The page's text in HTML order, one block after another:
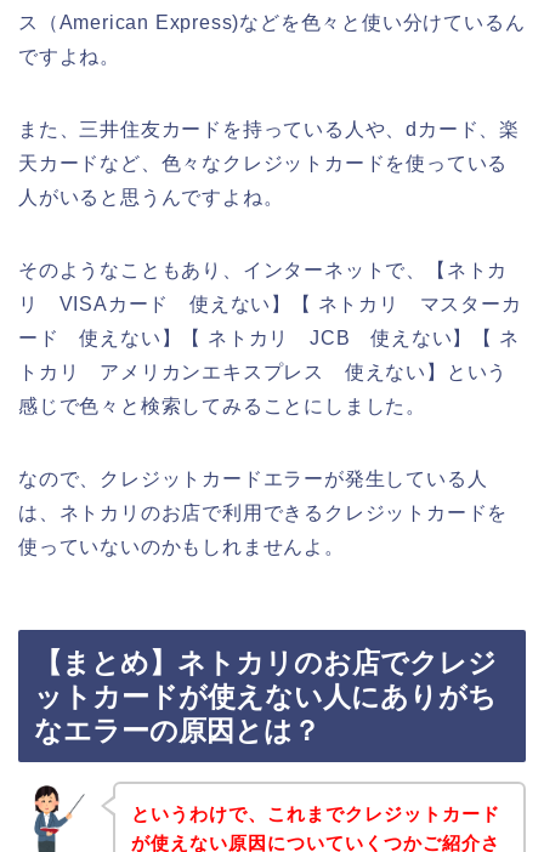
ス（American Express)などを色々と使い分けているん
ですよね。
また、三井住友カードを持っている人や、dカード、楽
天カードなど、色々なクレジットカードを使っている
人がいると思うんですよね。
そのようなこともあり、インターネットで、【ネトカ
リ VISAカード 使えない】【 ネトカリ マスターカ
ード 使えない】【 ネトカリ JCB 使えない】【 ネ
トカリ アメリカンエキスプレス 使えない】という
感じで色々と検索してみることにしました。
なので、クレジットカードエラーが発生している人
は、ネトカリのお店で利用できるクレジットカードを
使っていないのかもしれませんよ。
【まとめ】ネトカリのお店でクレジ
ットカードが使えない人にありがち
なエラーの原因とは？
というわけで、これまでクレジットカード
が使えない原因についていくつかご紹介さ